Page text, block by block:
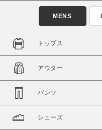
通常商品
セール価格
在庫
在庫あり
MENS
トップス
アウター
パンツ
シューズ